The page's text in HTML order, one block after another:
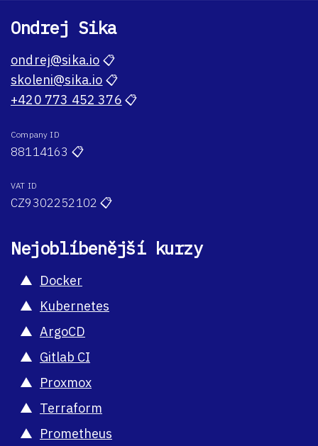
Ondrej Sika
ondrej@sika.io 📋
skoleni@sika.io 📋
+420 773 452 376 📋
Company ID
88114163 📋
VAT ID
CZ9302252102 📋
Nejoblíbenější kurzy
Docker
Kubernetes
ArgoCD
Gitlab CI
Proxmox
Terraform
Prometheus